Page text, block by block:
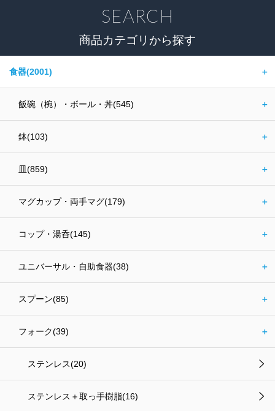
SEARCH
商品カテゴリから探す
食器(2001) ＋
飯碗（椀）・ボール・丼(545) ＋
鉢(103) ＋
皿(859) ＋
マグカップ・両手マグ(179) ＋
コップ・湯呑(145) ＋
ユニバーサル・自助食器(38) ＋
スプーン(85) ＋
フォーク(39) ＋
ステンレス(20)
ステンレス＋取っ手樹脂(16)